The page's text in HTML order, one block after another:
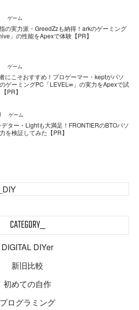
ゲーム
の実力派・GreedZzも納得！arkのゲーミング
」の性能をApexで体験【PR】
ゲーム
にこそおすすめ！プロゲーマー・keptがパソ
ゲーミングPC「LEVEL∞」の実力をApexで試
PR】
ゲーム
ター・Lightも大満足！FRONTIERのBTOパソ
を検証してみた【PR】
CATEGORY_
DIGITAL DIYer
新旧比較
初めての自作
プログラミング